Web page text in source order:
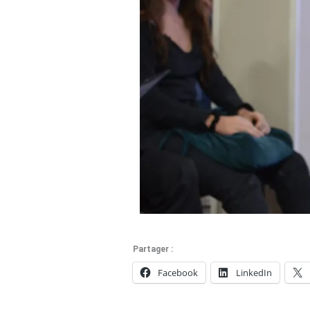
Partager :
Facebook LinkedIn